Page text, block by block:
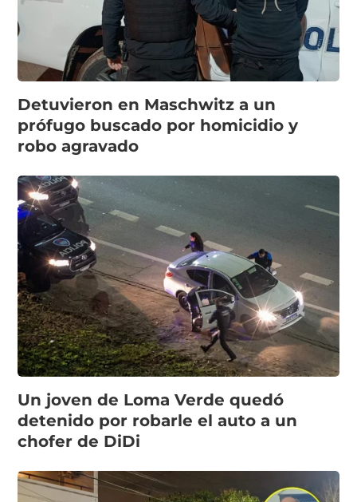
Detuvieron en Maschwitz a un
prófugo buscado por homicidio y
robo agravado
Un joven de Loma Verde quedó
detenido por robarle el auto a un
chofer de DiDi